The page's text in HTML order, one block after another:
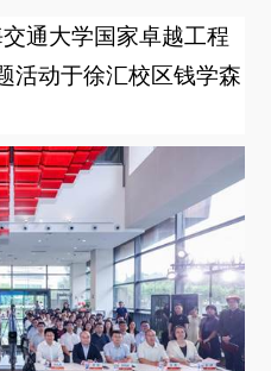
通大学国家卓越工程
活动于徐汇校区钱学森